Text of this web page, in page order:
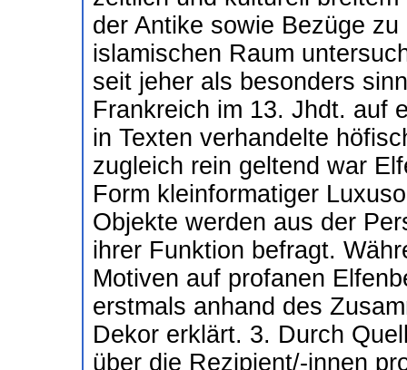
der Antike sowie Bezüge
islamischen Raum
seit jeher als besonders
Frankreich im 13. Jhdt. auf
in Texten verhandelte
zugleich rein geltend war
Form kleinformatiger
Objekte werden aus der
ihrer Funktion befragt.
Motiven auf profanen
erstmals anhand des
Dekor erklärt. 3. Durch
über die Rezipient/-innen